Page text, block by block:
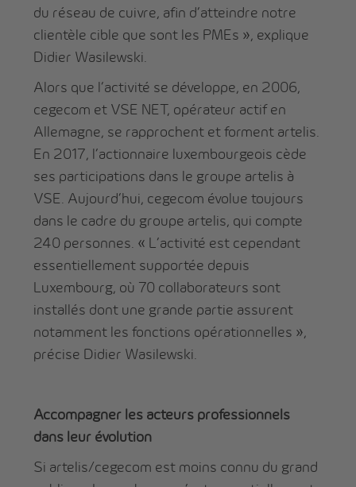
du réseau de cuivre, afin d’atteindre notre
clientèle cible que sont les PMEs », explique
Didier Wasilewski.
Alors que l’activité se développe, en 2006,
cegecom et VSE NET, opérateur actif en
Allemagne, se rapprochent et forment artelis.
En 2017, l’actionnaire luxembourgeois cède
ses participations dans le groupe artelis à
VSE. Aujourd’hui, cegecom évolue toujours
dans le cadre du groupe artelis, qui compte
240 personnes. « L’activité est cependant
essentiellement supportée depuis
Luxembourg, où 70 collaborateurs sont
installés dont une grande partie assurent
notamment les fonctions opérationnelles »,
précise Didier Wasilewski.
Accompagner les acteurs professionnels
dans leur évolution
Si artelis/cegecom est moins connu du grand